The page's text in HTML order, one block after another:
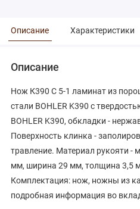
Описание Характеристики
Описание
Нож К390 С 5-1 ламинат из
стали BOHLER K390 с
BOHLER K390, обкладки -
Поверхность клинка -
травление. Материал рукояти -
мм, ширина 29 мм, толщина 3,5
Комплектация: нож, ножны из
подробная информация во